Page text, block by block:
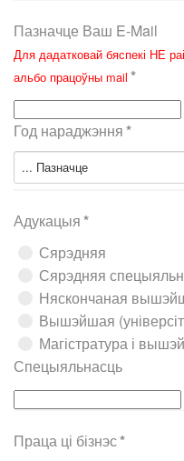
Пазначце Ваш E-Mail
Для дадатковай бяспекі НЕ
альбо працоўны mail *
Год нараджэння*
... Пазначце
Адукацыя*
Сярэдняя
Сярэдняя
Няскончаная
Вышэйшая
Магістратура і вышэй
Спецыяльнасць
Праца ці бізнэс*